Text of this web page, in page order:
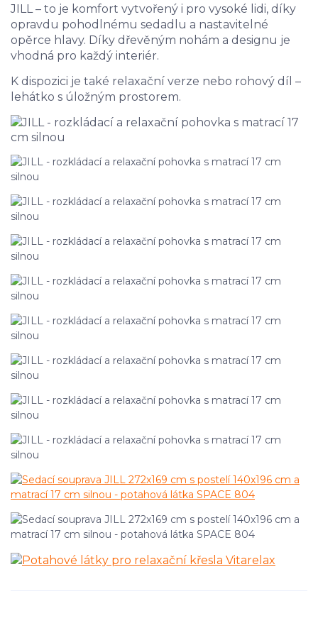
JILL – to je komfort vytvořený i pro vysoké lidi, díky
opravdu pohodlnému sedadlu a nastavitelné
opěrce hlavy. Díky dřevěným nohám a designu je
vhodná pro každý interiér.
K dispozici je také relaxační verze nebo rohový díl –
lehátko s úložným prostorem.